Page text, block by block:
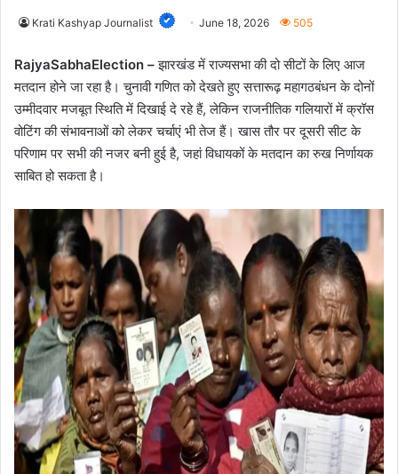
Krati Kashyap Journalist June 18, 2026 505
RajyaSabhaElection –झारखंड में राज्यसभा की दो सीटों के लिए आज
मतदान होने जा रहा है। चुनावी गणित को देखते हुए सत्तारूढ़ महागठबंधन के दोनों
उम्मीदवार मजबूत स्थिति में दिखाई दे रहे हैं, लेकिन राजनीतिक गलियारों में क्रॉस
वोटिंग की संभावनाओं को लेकर चर्चाएं भी तेज हैं। खास तौर पर दूसरी सीट के
परिणाम पर सभी की नजर बनी हुई है, जहां विधायकों के मतदान का रुख निर्णायक
साबित हो सकता है।